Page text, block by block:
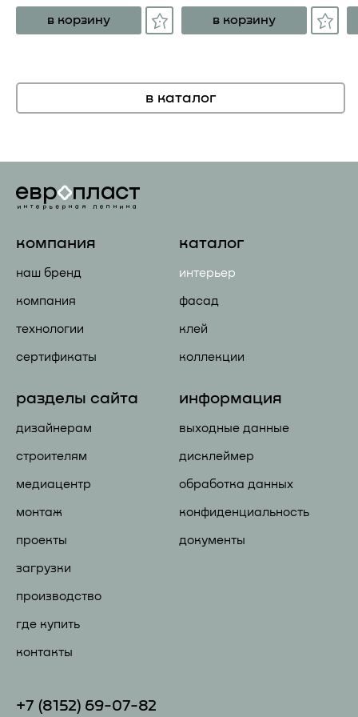
в корзину в корзину
в каталог
компания
наш бренд
компания
технологии
сертификаты
каталог
интерьер
фасад
клей
коллекции
разделы сайта
дизайнерам
строителям
медиацентр
монтаж
проекты
загрузки
производство
где купить
контакты
информация
выходные данные
дисклеймер
обработка данных
конфиденциальность
документы
+7 (81 52) 69-07-82